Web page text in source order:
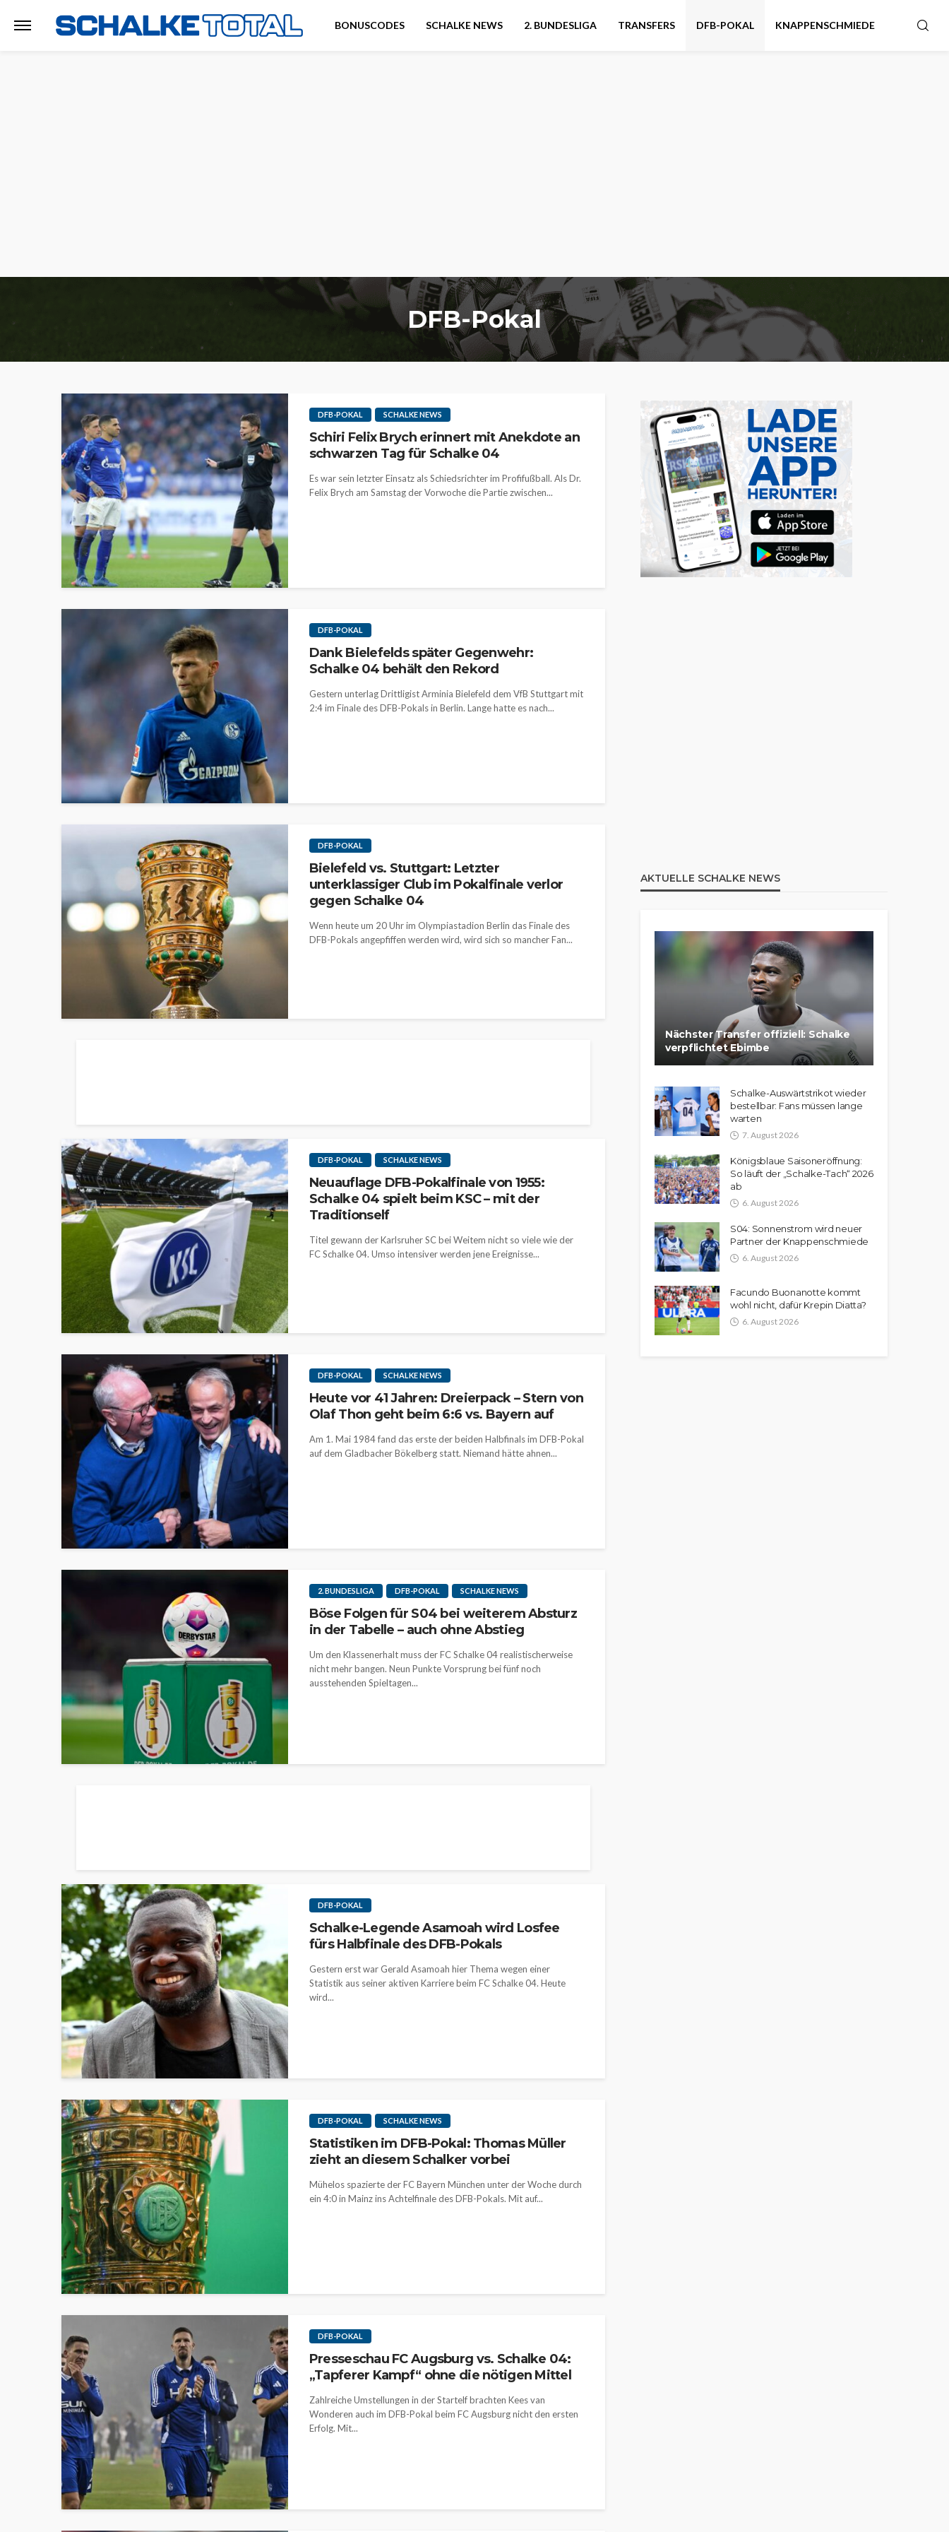
BONUSCODES SCHALKE NEWS 2. BUNDESLIGA TRANSFERS DFB-POKAL KNAPPENSCHMIEDE
DFB-Pokal
DFB-POKAL SCHALKE NEWS
Schiri Felix Brych erinnert mit Anekdote an
schwarzen Tag für Schalke 04
Es war sein letzter Einsatz als Schiedsrichter im Profifußball. Als Dr.
Felix Brych am Samstag der Vorwoche die Partie zwischen...
DFB-POKAL
Dank Bielefelds später Gegenwehr:
Schalke 04 behält den Rekord
Gestern unterlag Drittligist Arminia Bielefeld dem VfB Stuttgart mit
2:4 im Finale des DFB-Pokals in Berlin. Lange hatte es nach...
DFB-POKAL
Bielefeld vs. Stuttgart: Letzter
unterklassiger Club im Pokalfinale verlor
gegen Schalke 04
Wenn heute um 20 Uhr im Olympiastadion Berlin das Finale des
DFB-Pokals angepfiffen werden wird, wird sich so mancher Fan...
DFB-POKAL SCHALKE NEWS
Neuauflage DFB-Pokalfinale von 1955:
Schalke 04 spielt beim KSC – mit der
Traditionself
Titel gewann der Karlsruher SC bei Weitem nicht so viele wie der
FC Schalke 04. Umso intensiver werden jene Ereignisse...
DFB-POKAL SCHALKE NEWS
Heute vor 41 Jahren: Dreierpack – Stern von
Olaf Thon geht beim 6:6 vs. Bayern auf
Am 1. Mai 1984 fand das erste der beiden Halbfinals im DFB-Pokal
auf dem Gladbacher Bökelberg statt. Niemand hätte ahnen...
2. BUNDESLIGA DFB-POKAL SCHALKE NEWS
Böse Folgen für S04 bei weiterem Absturz
in der Tabelle – auch ohne Abstieg
Um den Klassenerhalt muss der FC Schalke 04 realistischerweise
nicht mehr bangen. Neun Punkte Vorsprung bei fünf noch
ausstehenden Spieltagen...
DFB-POKAL
Schalke-Legende Asamoah wird Losfee
fürs Halbfinale des DFB-Pokals
Gestern erst war Gerald Asamoah hier Thema wegen einer
Statistik aus seiner aktiven Karriere beim FC Schalke 04. Heute
wird...
DFB-POKAL SCHALKE NEWS
Statistiken im DFB-Pokal: Thomas Müller
zieht an diesem Schalker vorbei
Mühelos spazierte der FC Bayern München unter der Woche durch
ein 4:0 in Mainz ins Achtelfinale des DFB-Pokals. Mit auf...
DFB-POKAL
Presseschau FC Augsburg vs. Schalke 04:
„Tapferer Kampf“ ohne die nötigen Mittel
Zahlreiche Umstellungen in der Startelf brachten Kees van
Wonderen auch im DFB-Pokal beim FC Augsburg nicht den ersten
Erfolg. Mit...
AKTUELLE SCHALKE NEWS
Nächster Transfer offiziell: Schalke
verpflichtet Ebimbe
Schalke-Auswärtstrikot wieder
bestellbar: Fans müssen lange
warten
7. August 2026
Königsblaue Saisoneröffnung:
So läuft der „Schalke-Tach“ 2026
ab
6. August 2026
S04: Sonnenstrom wird neuer
Partner der Knappenschmiede
6. August 2026
Facundo Buonanotte kommt
wohl nicht, dafür Krepin Diatta?
6. August 2026